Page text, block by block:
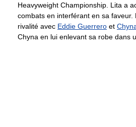
Heavyweight Championship. Lita a
combats en interférant en sa
rivalité avec Eddie Guerrero et
Chyna en lui enlevant sa robe dans